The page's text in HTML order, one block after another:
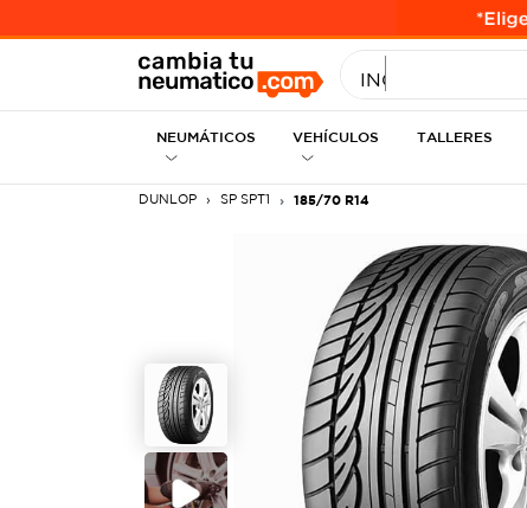
INGRESE MEDIDA
NEUMÁTICOS VEHÍCULOS TALLERES
DUNLOP SP SPT1 185/70 R14